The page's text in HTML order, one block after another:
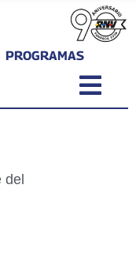
PROGRAMAS